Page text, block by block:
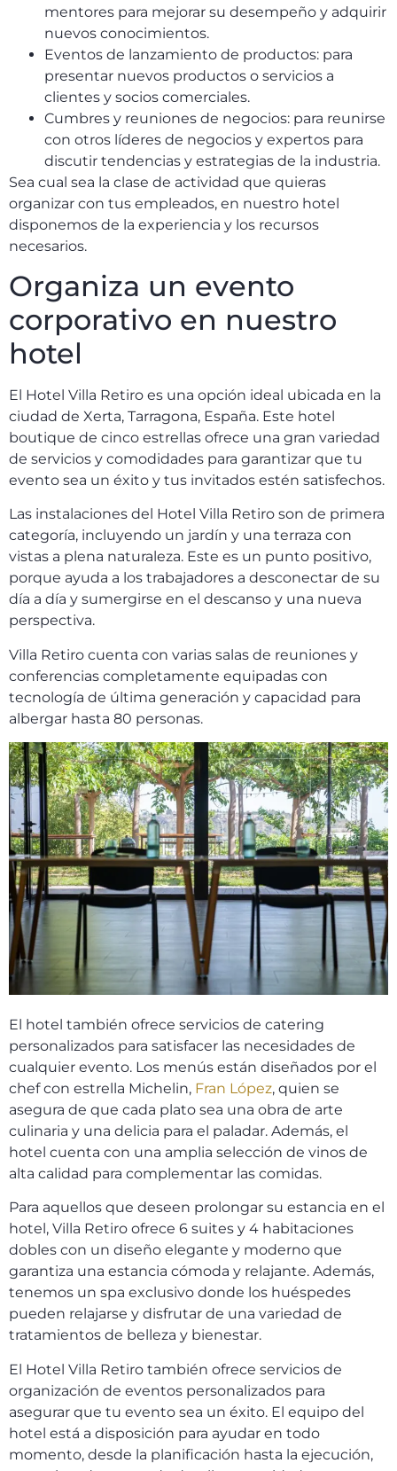
mentores para mejorar su desempeño y adquirir
nuevos conocimientos.
Eventos de lanzamiento de productos: para
presentar nuevos productos o servicios a
clientes y socios comerciales.
Cumbres y reuniones de negocios: para reunirse
con otros líderes de negocios y expertos para
discutir tendencias y estrategias de la industria.
Sea cual sea la clase de actividad que quieras
organizar con tus empleados, en nuestro hotel
disponemos de la experiencia y los recursos
necesarios.
Organiza un evento
corporativo en nuestro
hotel
El Hotel Villa Retiro es una opción ideal ubicada en la
ciudad de Xerta, Tarragona, España. Este hotel
boutique de cinco estrellas ofrece una gran variedad
de servicios y comodidades para garantizar que tu
evento sea un éxito y tus invitados estén satisfechos.
Las instalaciones del Hotel Villa Retiro son de primera
categoría, incluyendo un jardín y una terraza con
vistas a plena naturaleza. Este es un punto positivo,
porque ayuda a los trabajadores a desconectar de su
día a día y sumergirse en el descanso y una nueva
perspectiva.
Villa Retiro cuenta con varias salas de reuniones y
conferencias completamente equipadas con
tecnología de última generación y capacidad para
albergar hasta 80 personas.
El hotel también ofrece servicios de catering
personalizados para satisfacer las necesidades de
cualquier evento. Los menús están diseñados por el
chef con estrella Michelin, Fran López, quien se
asegura de que cada plato sea una obra de arte
culinaria y una delicia para el paladar. Además, el
hotel cuenta con una amplia selección de vinos de
alta calidad para complementar las comidas.
Para aquellos que deseen prolongar su estancia en el
hotel, Villa Retiro ofrece 6 suites y 4 habitaciones
dobles con un diseño elegante y moderno que
garantiza una estancia cómoda y relajante. Además,
tenemos un spa exclusivo donde los huéspedes
pueden relajarse y disfrutar de una variedad de
tratamientos de belleza y bienestar.
El Hotel Villa Retiro también ofrece servicios de
organización de eventos personalizados para
asegurar que tu evento sea un éxito. El equipo del
hotel está a disposición para ayudar en todo
momento, desde la planificación hasta la ejecución,